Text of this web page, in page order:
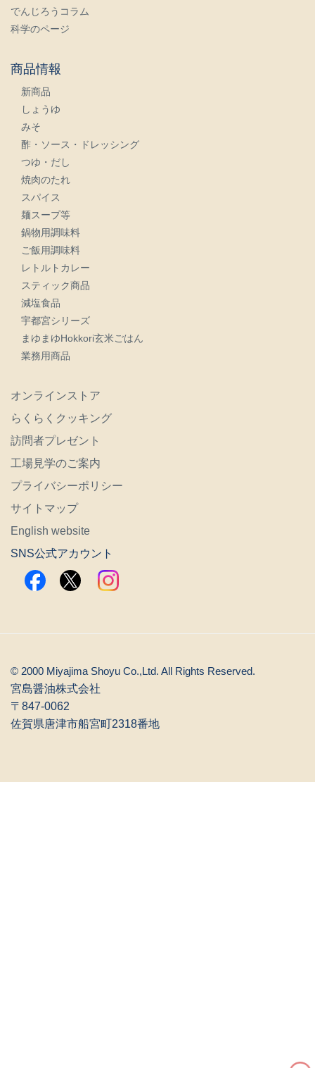
でんじろうコラム
科学のページ
商品情報
新商品
しょうゆ
みそ
酢・ソース・ドレッシング
つゆ・だし
焼肉のたれ
スパイス
麺スープ等
鍋物用調味料
ご飯用調味料
レトルトカレー
スティック商品
減塩食品
宇都宮シリーズ
まゆまゆHokkori玄米ごはん
業務用商品
オンラインストア
らくらくクッキング
訪問者プレゼント
工場見学のご案内
プライバシーポリシー
サイトマップ
English website
SNS公式アカウント
© 2000 Miyajima Shoyu Co.,Ltd. All Rights Reserved.
宮島醤油株式会社
〒847-0062
佐賀県唐津市船宮町2318番地